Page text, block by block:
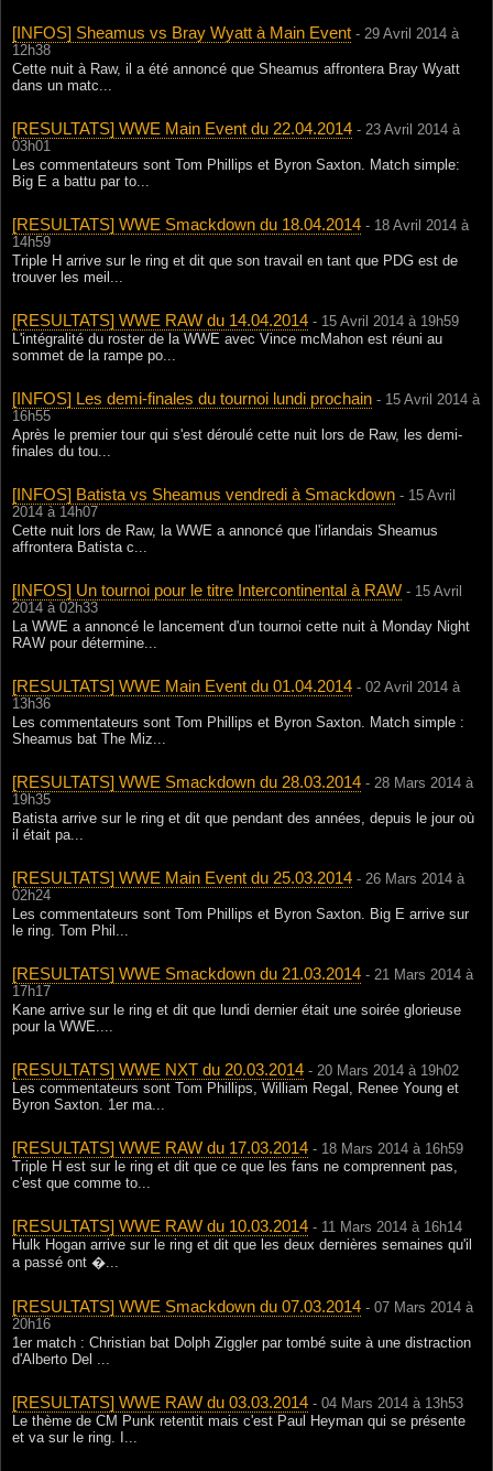
[INFOS] Sheamus vs Bray Wyatt à Main Event - 29 Avril 2014 à
12h38
Cette nuit à Raw, il a été annoncé que Sheamus affrontera Bray Wyatt
dans un matc...
[RESULTATS] WWE Main Event du 22.04.2014 - 23 Avril 2014 à
03h01
Les commentateurs sont Tom Phillips et Byron Saxton. Match simple:
Big E a battu par to...
[RESULTATS] WWE Smackdown du 18.04.2014 - 18 Avril 2014 à
14h59
Triple H arrive sur le ring et dit que son travail en tant que PDG est de
trouver les meil...
[RESULTATS] WWE RAW du 14.04.2014 - 15 Avril 2014 à 19h59
L'intégralité du roster de la WWE avec Vince mcMahon est réuni au
sommet de la rampe po...
[INFOS] Les demi-finales du tournoi lundi prochain - 15 Avril 2014 à
16h55
Après le premier tour qui s'est déroulé cette nuit lors de Raw, les demi-
finales du tou...
[INFOS] Batista vs Sheamus vendredi à Smackdown - 15 Avril
2014 à 14h07
Cette nuit lors de Raw, la WWE a annoncé que l'irlandais Sheamus
affrontera Batista c...
[INFOS] Un tournoi pour le titre Intercontinental à RAW - 15 Avril
2014 à 02h33
La WWE a annoncé le lancement d'un tournoi cette nuit à Monday Night
RAW pour détermine...
[RESULTATS] WWE Main Event du 01.04.2014 - 02 Avril 2014 à
13h36
Les commentateurs sont Tom Phillips et Byron Saxton. Match simple :
Sheamus bat The Miz...
[RESULTATS] WWE Smackdown du 28.03.2014 - 28 Mars 2014 à
19h35
Batista arrive sur le ring et dit que pendant des années, depuis le jour où
il était pa...
[RESULTATS] WWE Main Event du 25.03.2014 - 26 Mars 2014 à
02h24
Les commentateurs sont Tom Phillips et Byron Saxton. Big E arrive sur
le ring. Tom Phil...
[RESULTATS] WWE Smackdown du 21.03.2014 - 21 Mars 2014 à
17h17
Kane arrive sur le ring et dit que lundi dernier était une soirée glorieuse
pour la WWE....
[RESULTATS] WWE NXT du 20.03.2014 - 20 Mars 2014 à 19h02
Les commentateurs sont Tom Phillips, William Regal, Renee Young et
Byron Saxton. 1er ma...
[RESULTATS] WWE RAW du 17.03.2014 - 18 Mars 2014 à 16h59
Triple H est sur le ring et dit que ce que les fans ne comprennent pas,
c'est que comme to...
[RESULTATS] WWE RAW du 10.03.2014 - 11 Mars 2014 à 16h14
Hulk Hogan arrive sur le ring et dit que les deux dernières semaines qu'il
a passé ont �...
[RESULTATS] WWE Smackdown du 07.03.2014 - 07 Mars 2014 à
20h16
1er match : Christian bat Dolph Ziggler par tombé suite à une distraction
d'Alberto Del ...
[RESULTATS] WWE RAW du 03.03.2014 - 04 Mars 2014 à 13h53
Le thème de CM Punk retentit mais c'est Paul Heyman qui se présente
et va sur le ring. I...